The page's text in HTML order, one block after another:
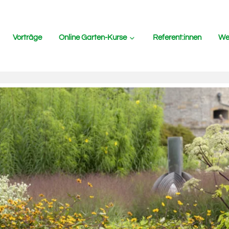
Vorträge Online Garten-Kurse Referent:innen